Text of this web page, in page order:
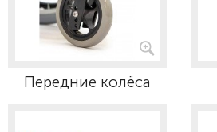
Передние колёса